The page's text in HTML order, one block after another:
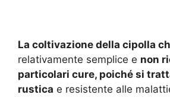
La coltivazione della cipolla
relativamente semplice e non
particolari cure, poiché si
rustica e resistente alle